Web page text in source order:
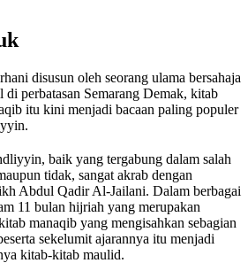
disusun oleh seorang ulama bersahaja
di perbatasan Semarang Demak, kitab
itu kini menjadi bacaan paling populer
baik yang tergabung dalam salah
tidak, sangat akrab dengan
Abdul Qadir Al-Jailani. Dalam berbagai
11 bulan hijriah yang merupakan
manaqib yang mengisahkan sebagian
sekelumit ajarannya itu menjadi
kitab-kitab maulid.